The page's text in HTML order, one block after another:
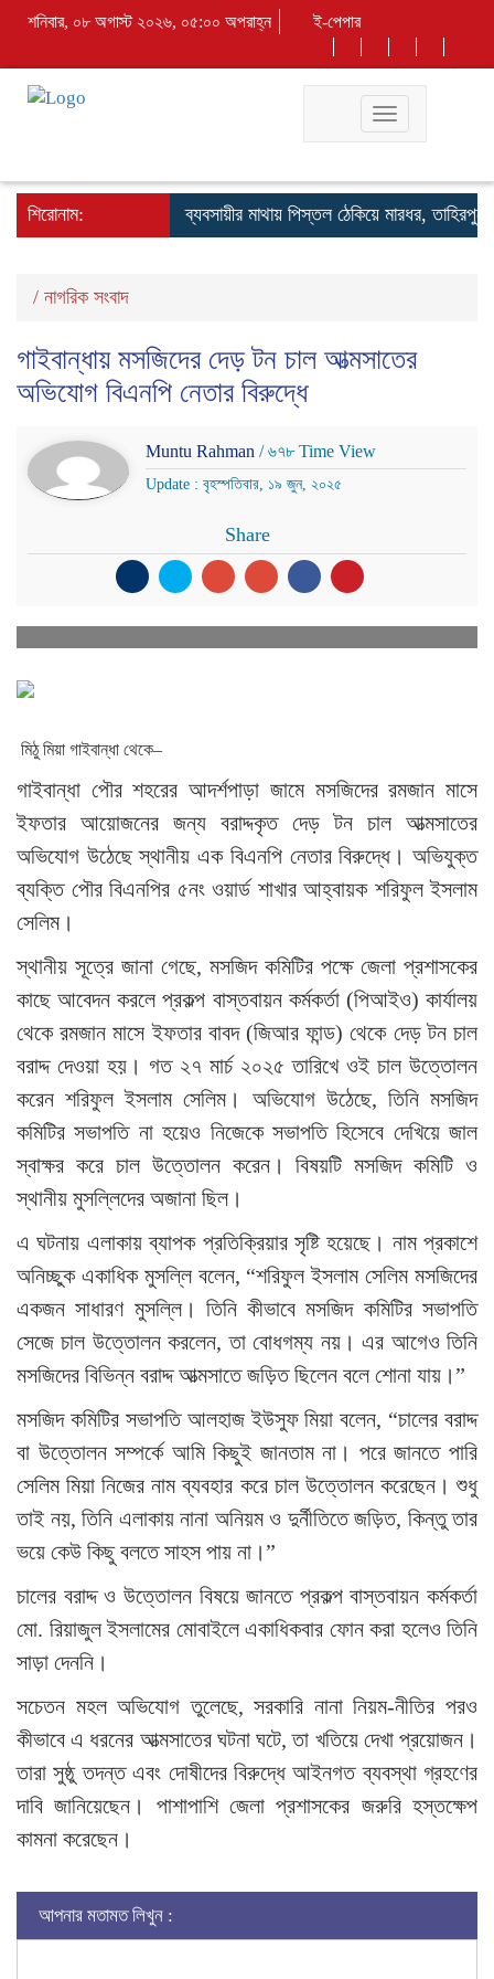
শনিবার, ০৮ অগাস্ট ২০২৬, ০৫:০০ অপরাহ্ন ই-পেপার
Toggle
navigation
শিরোনাম: ব্যবসায়ীর মাথায় পিস্তল ঠেকিয়ে মারধর, তাহিরপুরে
/ নাগরিক সংবাদ
গাইবান্ধায় মসজিদের দেড় টন চাল আত্মসাতের
অভিযোগ বিএনপি নেতার বিরুদ্ধে
Muntu Rahman / ৬৭৮ Time View
Update : বৃহস্পতিবার, ১৯ জুন, ২০২৫
Share
মিঠু মিয়া গাইবান্ধা থেকে–
গাইবান্ধা পৌর শহরের আদর্শপাড়া জামে মসজিদের রমজান মাসে
ইফতার আয়োজনের জন্য বরাদ্দকৃত দেড় টন চাল আত্মসাতের
অভিযোগ উঠেছে স্থানীয় এক বিএনপি নেতার বিরুদ্ধে। অভিযুক্ত
ব্যক্তি পৌর বিএনপির ৫নং ওয়ার্ড শাখার আহ্বায়ক শরিফুল ইসলাম
সেলিম।
স্থানীয় সূত্রে জানা গেছে, মসজিদ কমিটির পক্ষে জেলা প্রশাসকের
কাছে আবেদন করলে প্রকল্প বাস্তবায়ন কর্মকর্তা (পিআইও) কার্যালয়
থেকে রমজান মাসে ইফতার বাবদ (জিআর ফান্ড) থেকে দেড় টন চাল
বরাদ্দ দেওয়া হয়। গত ২৭ মার্চ ২০২৫ তারিখে ওই চাল উত্তোলন
করেন শরিফুল ইসলাম সেলিম। অভিযোগ উঠেছে, তিনি মসজিদ
কমিটির সভাপতি না হয়েও নিজেকে সভাপতি হিসেবে দেখিয়ে জাল
স্বাক্ষর করে চাল উত্তোলন করেন। বিষয়টি মসজিদ কমিটি ও
স্থানীয় মুসল্লিদের অজানা ছিল।
এ ঘটনায় এলাকায় ব্যাপক প্রতিক্রিয়ার সৃষ্টি হয়েছে। নাম প্রকাশে
অনিচ্ছুক একাধিক মুসল্লি বলেন, “শরিফুল ইসলাম সেলিম মসজিদের
একজন সাধারণ মুসল্লি। তিনি কীভাবে মসজিদ কমিটির সভাপতি
সেজে চাল উত্তোলন করলেন, তা বোধগম্য নয়। এর আগেও তিনি
মসজিদের বিভিন্ন বরাদ্দ আত্মসাতে জড়িত ছিলেন বলে শোনা যায়।”
মসজিদ কমিটির সভাপতি আলহাজ ইউসুফ মিয়া বলেন, “চালের বরাদ্দ
বা উত্তোলন সম্পর্কে আমি কিছুই জানতাম না। পরে জানতে পারি
সেলিম মিয়া নিজের নাম ব্যবহার করে চাল উত্তোলন করেছেন। শুধু
তাই নয়, তিনি এলাকায় নানা অনিয়ম ও দুর্নীতিতে জড়িত, কিন্তু তার
ভয়ে কেউ কিছু বলতে সাহস পায় না।”
চালের বরাদ্দ ও উত্তোলন বিষয়ে জানতে প্রকল্প বাস্তবায়ন কর্মকর্তা
মো. রিয়াজুল ইসলামের মোবাইলে একাধিকবার ফোন করা হলেও তিনি
সাড়া দেননি।
সচেতন মহল অভিযোগ তুলেছে, সরকারি নানা নিয়ম-নীতির পরও
কীভাবে এ ধরনের আত্মসাতের ঘটনা ঘটে, তা খতিয়ে দেখা প্রয়োজন।
তারা সুষ্ঠু তদন্ত এবং দোষীদের বিরুদ্ধে আইনগত ব্যবস্থা গ্রহণের
দাবি জানিয়েছেন। পাশাপাশি জেলা প্রশাসকের জরুরি হস্তক্ষেপ
কামনা করেছেন।
আপনার মতামত লিখুন :